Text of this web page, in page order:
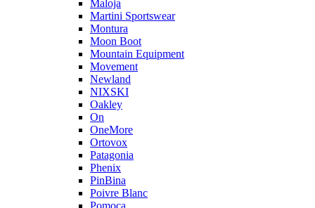
Maloja
Martini Sportswear
Montura
Moon Boot
Mountain Equipment
Movement
Newland
NIXSKI
Oakley
On
OneMore
Ortovox
Patagonia
Phenix
PinBina
Poivre Blanc
Pomoca